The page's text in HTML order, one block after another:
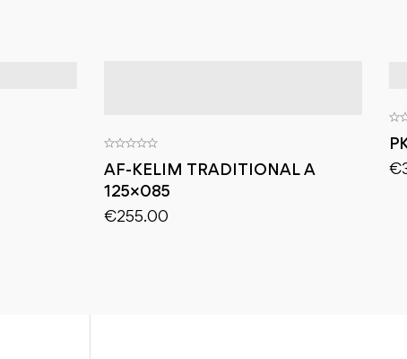
AF-KELIM TRADITIONAL A
125×085
€255.00
€